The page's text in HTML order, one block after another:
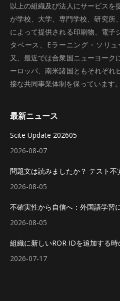
以上の組織及び法人にサービスを
が学校、大学、専門学校、研究所
によって提供される印刷物、電子
タベース、Eラーニング・ソリュ
又、最近では合衆国ニューヨーク
ーロッパ、南米諸国ともそれぞれ
接な共同事業体制を保っています。
最新ニュース
Scite Update 202605
2026-08-07
問題文は読みましたか？ テスト
2026-08-05
不確実性から自信へ：外国語学習
2026-08-05
組織に新しいROR IDを追加する
2026-07-17